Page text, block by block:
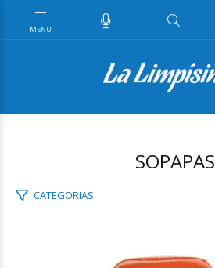
SOPAPAS
CATEGORIAS